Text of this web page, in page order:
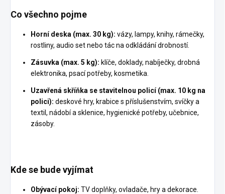
Co všechno pojme
Horní deska (max. 30 kg): vázy, lampy, knihy, rámečky,
rostliny, audio set nebo tác na odkládání drobností.
Zásuvka (max. 5 kg): klíče, doklady, nabíječky, drobná
elektronika, psací potřeby, kosmetika.
Uzavřená skříňka se stavitelnou policí (max. 10 kg na
polici): deskové hry, krabice s příslušenstvím, svíčky a
textil, nádobí a sklenice, hygienické potřeby, učebnice,
zásoby.
Kde se bude vyjímat
Obývací pokoj: TV doplňky, ovladače, hry a dekorace.